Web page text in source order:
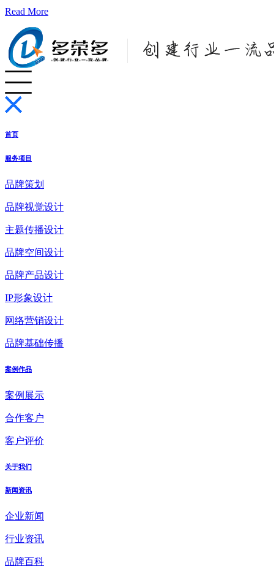
Read More
首页
服务项目
品牌策划
品牌视觉设计
主题传播设计
品牌空间设计
品牌产品设计
IP形象设计
网络营销设计
品牌基础传播
案例作品
案例展示
合作客户
客户评价
关于我们
新闻资讯
企业新闻
行业资讯
品牌百科